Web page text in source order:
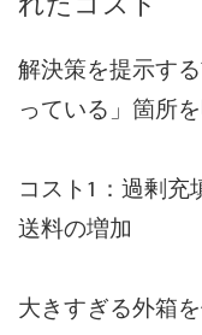
解決策を提示す
っている」箇所
コスト1：過剰充
送料の増加
大きすぎる外箱